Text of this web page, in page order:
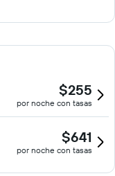
$255
por noche con tasas
$641
por noche con tasas